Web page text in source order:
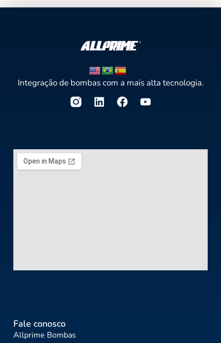
Integração de bombas com a mais alta tecnologia.
Fale conosco
Allprime Bombas